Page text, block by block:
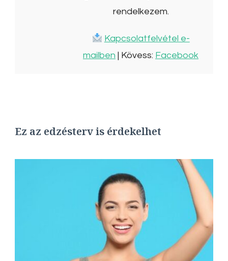
rendelkezem.
Kapcsolatfelvétel e-
mailben | Kövess: Facebook
Ez az edzésterv is érdekelhet